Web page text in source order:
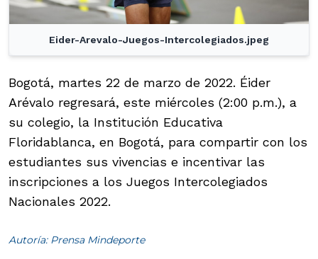
Eider-Arevalo-Juegos-Intercolegiados.jpeg
Bogotá, martes 22 de marzo de 2022. Éider
Arévalo regresará, este miércoles (2:00 p.m.), a
su colegio, la Institución Educativa
Floridablanca, en Bogotá, para compartir con los
estudiantes sus vivencias e incentivar las
inscripciones a los Juegos Intercolegiados
Nacionales 2022.
Autoría: Prensa Mindeporte